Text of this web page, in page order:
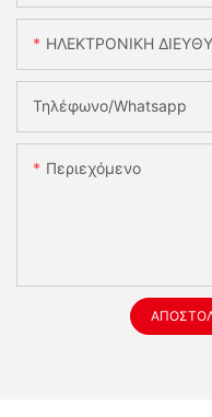
ΗΛΕΚΤΡΟΝΙΚΗ
Τηλέφωνο/whatsapp
Περιεχόμενο